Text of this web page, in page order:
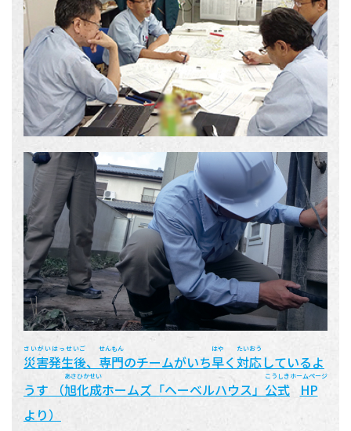
災害発生後
さいがいはっせいご
、 専門
せんもん
のチームがいち早
はや
く対応
たいおう
しているよ
うす （旭化成
あさひかせい
ホームズ「ヘーベルハウス」 公式
こうしき
HP
ホームページ
より）